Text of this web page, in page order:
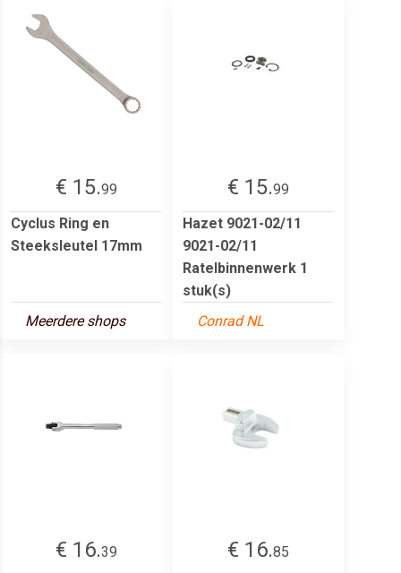
€ 15.99
Cyclus Ring en
Steeksleutel 17mm
Meerdere shops
€ 15.99
Hazet 9021-02/11
9021-02/11
Ratelbinnenwerk 1
stuk(s)
Conrad NL
€ 16.39 € 16.85